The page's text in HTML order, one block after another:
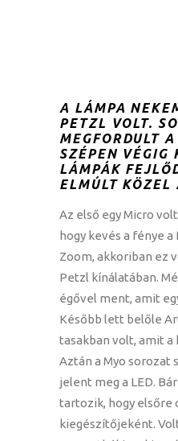
A LÁMPA
PETZL VOLT.
MEGFORDULT
SZÉPEN VÉGIG
LÁMPÁK
ELMÚLT KÖZEL
Az első egy Micro
hogy kevés a fénye
Zoom, akkoriban ez
Petzl kínálatában.
égővel ment, amit
Később lett belőle
tasakban volt, amit
Aztán a Myo sorozat
jelent meg a LED.
tartozik, hogy elsőre
kiegészítőjeként.